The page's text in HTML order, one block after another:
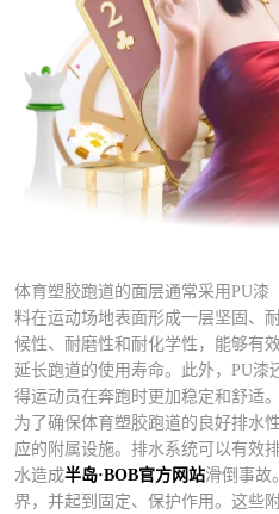
体育塑胶跑道的面层通常采用PU漆
料在运动场地表面形成一层坚固、
候性、耐磨性和耐化学性，能够有
延长跑道的使用寿命。此外，PU漆
得运动员在奔跑时更加稳定和舒适
为了确保体育塑胶跑道的良好排水
应的附属设施。排水系统可以有效
水造成半岛·BOB官方网站滑倒事故
界，并起到固定、保护作用。这些